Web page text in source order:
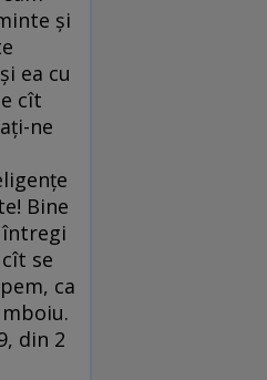
şi
ea cu
cît
ne
Bine
se
ca
din 2